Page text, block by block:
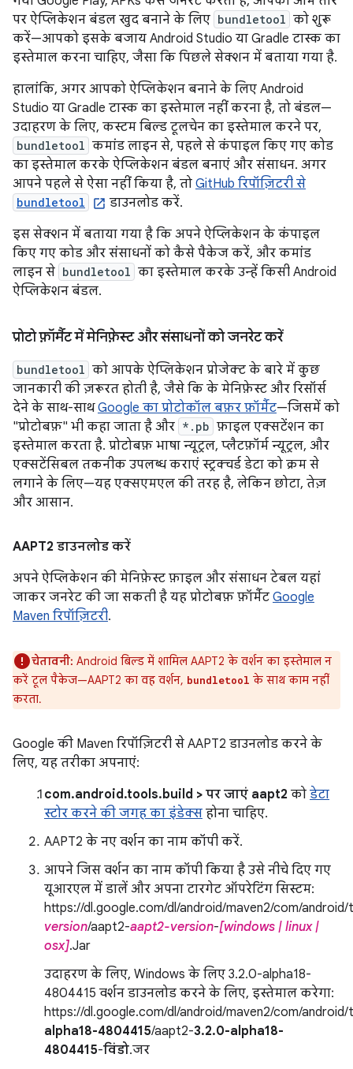
पर ऐप्लिकेशन बंडल खुद बनाने के लिए bundletool को शुरू
करें—आपको इसके बजाय Android Studio या Gradle टास्क का
इस्तेमाल करना चाहिए, जैसा कि पिछले सेक्शन में बताया गया है.
हालांकि, अगर आपको ऐप्लिकेशन बनाने के लिए Android
Studio या Gradle टास्क का इस्तेमाल नहीं करना है, तो बंडल—
उदाहरण के लिए, कस्टम बिल्ड टूलचेन का इस्तेमाल करने पर,
bundletool कमांड लाइन से, पहले से कंपाइल किए गए कोड
का इस्तेमाल करके ऐप्लिकेशन बंडल बनाएं और संसाधन. अगर
आपने पहले से ऐसा नहीं किया है, तो GitHub रिपॉज़िटरी से
bundletool
डाउनलोड करें.
इस सेक्शन में बताया गया है कि अपने ऐप्लिकेशन के कंपाइल
किए गए कोड और संसाधनों को कैसे पैकेज करें, और कमांड
लाइन से bundletool का इस्तेमाल करके उन्हें किसी Android
ऐप्लिकेशन बंडल.
प्रोटो फ़ॉर्मैट में मेनिफ़ेस्ट और संसाधनों को जनरेट करें
bundletool को आपके ऐप्लिकेशन प्रोजेक्ट के बारे में कुछ
जानकारी की ज़रूरत होती है, जैसे कि के मेनिफ़ेस्ट और रिसॉर्स
देने के साथ-साथGoogle का प्रोटोकॉल बफ़र फ़ॉर्मैट—जिसमें को
"प्रोटोबफ़" भी कहा जाता है और *.pb फ़ाइल एक्सटेंशन का
इस्तेमाल करता है. प्रोटोबफ़ भाषा न्यूट्रल, प्लैटफ़ॉर्म न्यूट्रल, और
एक्सटेंसिबल तकनीक उपलब्ध कराएं स्ट्रक्चर्ड डेटा को क्रम से
लगाने के लिए—यह एक्सएमएल की तरह है, लेकिन छोटा, तेज़
और आसान.
AAPT2 डाउनलोड करें
अपने ऐप्लिकेशन की मेनिफ़ेस्ट फ़ाइल और संसाधन टेबल यहां
जाकर जनरेट की जा सकती है यह प्रोटोबफ़ फ़ॉर्मैट Google
Maven रिपॉज़िटरी.
चेतावनी: Android बिल्ड में शामिल AAPT2 के वर्शन का इस्तेमाल न
करें टूल पैकेज—AAPT2 का वह वर्शन, bundletool के साथ काम नहीं
करता.
Google की Maven रिपॉज़िटरी से AAPT2 डाउनलोड करने के
लिए, यह तरीका अपनाएं:
com.android.tools.build > पर जाएं aapt2 को डेटा
स्टोर करने की जगह का इंडेक्स होना चाहिए.
AAPT2 के नए वर्शन का नाम कॉपी करें.
आपने जिस वर्शन का नाम कॉपी किया है उसे नीचे दिए गए
यूआरएल में डालें और अपना टारगेट ऑपरेटिंग सिस्टम:
https://dl.google.com/dl/android/maven2/com/
version/aapt2-aapt2-version-[windows | linux |
osx].Jar
उदाहरण के लिए, Windows के लिए 3.2.0-alpha18-
4804415 वर्शन डाउनलोड करने के लिए, इस्तेमाल करेगा:
https://dl.google.com/dl/android/maven2/com/
alpha18-4804415/aapt2-3.2.0-alpha18-
4804415-विंडो.जर